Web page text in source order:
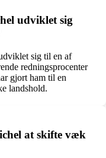
udviklet sig
sig til en af
redningsprocenter
gjort ham til en
landshold.
at skifte væk